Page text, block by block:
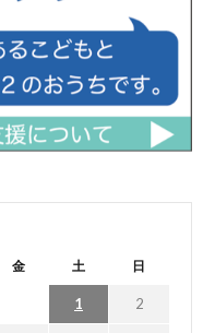
金 土 日
1 2